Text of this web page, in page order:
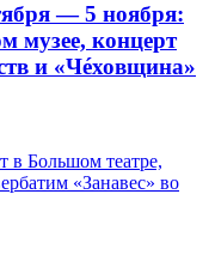
— 5 ноября:
музее, концерт
и «Чéховщина»